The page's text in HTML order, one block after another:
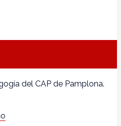
del CAP de Pamplona.